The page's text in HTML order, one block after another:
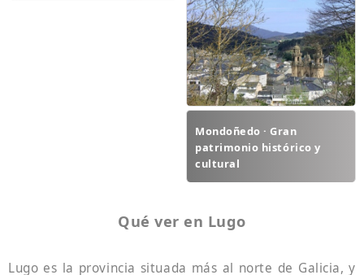
Mondoñedo · Gran
patrimonio histórico y
cultural
Qué ver en Lugo
Lugo es la provincia situada más al norte de Galicia, y